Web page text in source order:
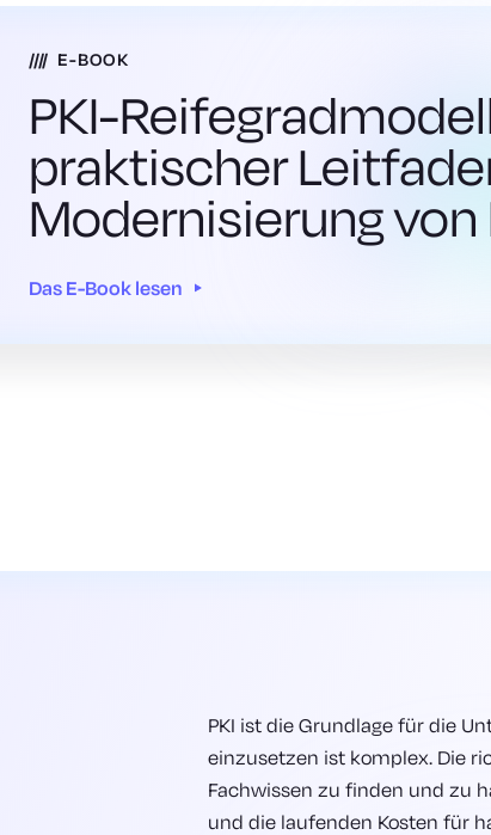
E-BOOK
PKI-
praktischer
Modernisierung von
Das E-Book lesen
PKI ist die Grundlage für die
einzusetzen ist komplex. Die
Fachwissen zu finden und zu
und die laufenden Kosten für